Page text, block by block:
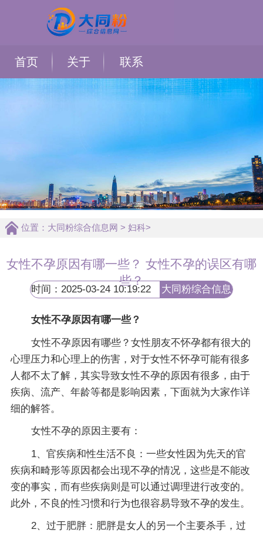
首页 关于 联系
位置： 大同粉综合信息网 > 妇科>
女性不孕原因有哪一些？ 女性不孕的误区有哪
些？
时间：2025-03-24 10:19:22
大同粉综合信息
女性不孕原因有哪一些？
女性不孕原因有哪些？女性朋友不怀孕都有很大的
心理压力和心理上的伤害，对于女性不怀孕可能有很多
人都不太了解，其实导致女性不孕的原因有很多，由于
疾病、流产、年龄等都是影响因素，下面就为大家作详
细的解答。
女性不孕的原因主要有：
1、官疾病和性生活不良：一些女性因为先天的官
疾病和畸形等原因都会出现不孕的情况，这些是不能改
变的事实，而有些疾病则是可以通过调理进行改变的。
此外，不良的性习惯和行为也很容易导致不孕的发生。
2、过于肥胖：肥胖是女人的另一个主要杀手，过